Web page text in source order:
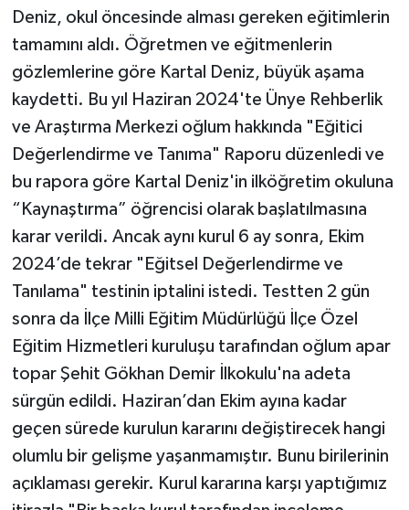
Deniz, okul öncesinde alması gereken eğitimlerin
tamamını aldı. Öğretmen ve eğitmenlerin
gözlemlerine göre Kartal Deniz, büyük aşama
kaydetti. Bu yıl Haziran 2024'te Ünye Rehberlik
ve Araştırma Merkezi oğlum hakkında "Eğitici
Değerlendirme ve Tanıma" Raporu düzenledi ve
bu rapora göre Kartal Deniz'in ilköğretim okuluna
“Kaynaştırma” öğrencisi olarak başlatılmasına
karar verildi. Ancak aynı kurul 6 ay sonra, Ekim
2024’de tekrar "Eğitsel Değerlendirme ve
Tanılama" testinin iptalini istedi. Testten 2 gün
sonra da İlçe Milli Eğitim Müdürlüğü İlçe Özel
Eğitim Hizmetleri kuruluşu tarafından oğlum apar
topar Şehit Gökhan Demir İlkokulu'na adeta
sürgün edildi. Haziran’dan Ekim ayına kadar
geçen sürede kurulun kararını değiştirecek hangi
olumlu bir gelişme yaşanmamıştır. Bunu birilerinin
açıklaması gerekir. Kurul kararına karşı yaptığımız